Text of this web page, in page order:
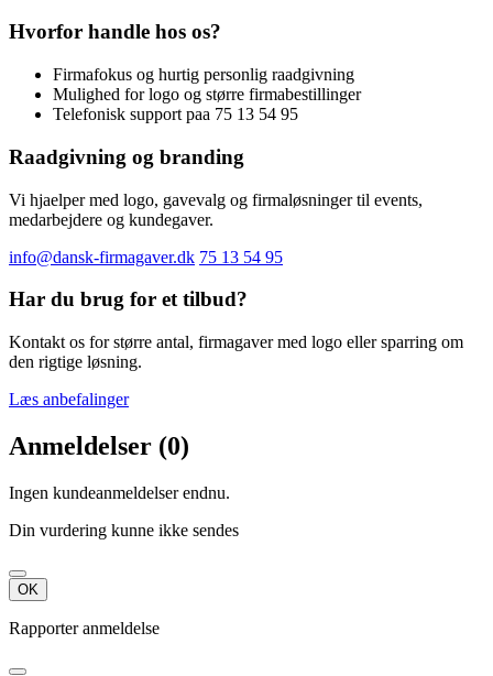
Hvorfor handle hos os?
Firmafokus og hurtig personlig raadgivning
Mulighed for logo og større firmabestillinger
Telefonisk support paa 75 13 54 95
Raadgivning og branding
Vi hjaelper med logo, gavevalg og firmaløsninger til events,
medarbejdere og kundegaver.
info@dansk-firmagaver.dk 75 13 54 95
Har du brug for et tilbud?
Kontakt os for større antal, firmagaver med logo eller sparring om
den rigtige løsning.
Læs anbefalinger
Anmeldelser (0)
Ingen kundeanmeldelser endnu.
Din vurdering kunne ikke sendes
OK
Rapporter anmeldelse